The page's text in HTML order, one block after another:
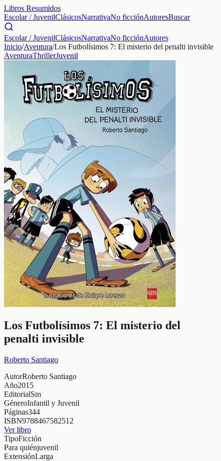
Libros Resumidos
Escolar / JuvenilClásicosNarrativaNo ficciónAutoresBuscar
Escolar / JuvenilClásicosNarrativaNo ficciónAutores
Inicio/Aventura/Los Futbolísimos 7: El misterio del penalti invisible
AventuraThrillerJuvenil
Los Futbolísimos 7: El misterio del
penalti invisible
Roberto Santiago
AutorRoberto Santiago
Año2015
EditorialSm
GéneroInfantil y Juvenil
Páginas344
ISBN9788467582512
Ver libro
TipoFicción
Para quiénjuvenil
ExtensiónLarga